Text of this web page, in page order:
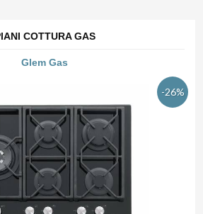
COTTURA GAS
Glem Gas
-26%